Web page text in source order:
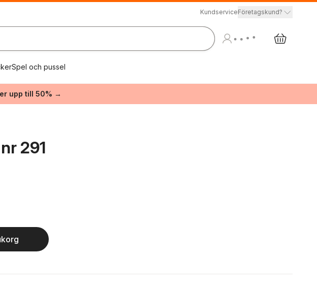
KundserviceFöretagskund?
Spel och pussel
upp till 50% →
291
röster: